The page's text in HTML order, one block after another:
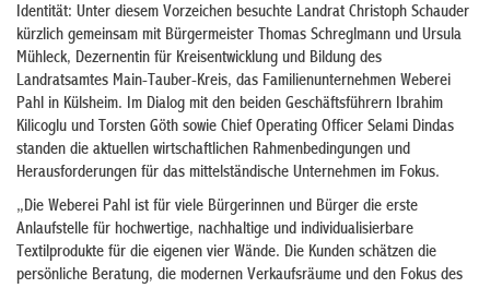
Identität: Unter diesem Vorzeichen besuchte Landrat Christoph Schauder
kürzlich gemeinsam mit Bürgermeister Thomas Schreglmann und Ursula
Mühleck, Dezernentin für Kreisentwicklung und Bildung des
Landratsamtes Main-Tauber-Kreis, das Familienunternehmen Weberei
Pahl in Külsheim. Im Dialog mit den beiden Geschäftsführern Ibrahim
Kilicoglu und Torsten Göth sowie Chief Operating Officer Selami Dindas
standen die aktuellen wirtschaftlichen Rahmenbedingungen und
Herausforderungen für das mittelständische Unternehmen im Fokus.
„Die Weberei Pahl ist für viele Bürgerinnen und Bürger die erste
Anlaufstelle für hochwertige, nachhaltige und individualisierbare
Textilprodukte für die eigenen vier Wände. Die Kunden schätzen die
persönliche Beratung, die modernen Verkaufsräume und den Fokus des